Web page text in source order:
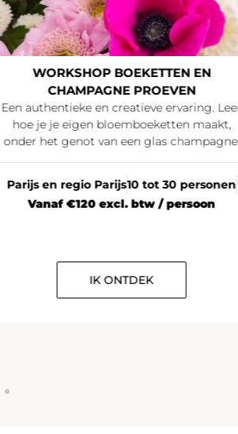
WORKSHOP BOEKETTEN EN
CHAMPAGNE PROEVEN
Een authentieke en creatieve ervaring.
hoe je je eigen bloemboeketten maakt,
onder het genot van een glas
Parijs en regio Parijs10 tot 30 personen
Vanaf €120 excl. btw / persoon
IK ONTDEK